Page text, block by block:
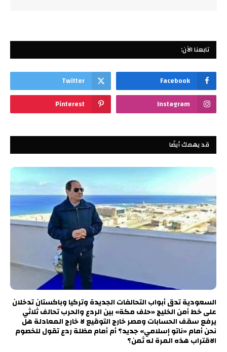
تابعنا الآن:
Facebook
Twitter
Instagram
Pinterest
قد يهمك أيضًا
السعودية تدق أبواب التحالفات الجديدة وتركيا وباكستان تدخلان
على خط أمن الخليج «حلف مكة» بين الردع والحرب تحالف ثلاثي
يرفع سقف الحسابات ومصر خارج التوقيع لا خارج المعادلة هل
نحن أمام «ناتو إسلامي» جديد؟ أم أمام مظلة ردع تقول للخصوم
الاقتراب هذه المرة له ثمن؟